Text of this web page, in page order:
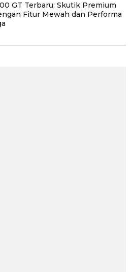
GT Terbaru: Skutik Premium
Fitur Mewah dan Performa